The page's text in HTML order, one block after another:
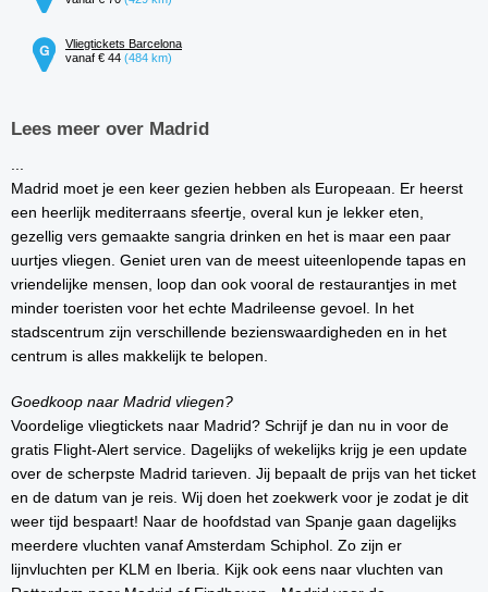
Vliegtickets Barcelona
vanaf € 44 (484 km)
Lees meer over Madrid
...
Madrid moet je een keer gezien hebben als Europeaan. Er heerst
een heerlijk mediterraans sfeertje, overal kun je lekker eten,
gezellig vers gemaakte sangria drinken en het is maar een paar
uurtjes vliegen. Geniet uren van de meest uiteenlopende tapas en
vriendelijke mensen, loop dan ook vooral de restaurantjes in met
minder toeristen voor het echte Madrileense gevoel. In het
stadscentrum zijn verschillende bezienswaardigheden en in het
centrum is alles makkelijk te belopen.
Goedkoop naar Madrid vliegen?
Voordelige vliegtickets naar Madrid? Schrijf je dan nu in voor de
gratis Flight-Alert service. Dagelijks of wekelijks krijg je een update
over de scherpste Madrid tarieven. Jij bepaalt de prijs van het ticket
en de datum van je reis. Wij doen het zoekwerk voor je zodat je dit
weer tijd bespaart! Naar de hoofdstad van Spanje gaan dagelijks
meerdere vluchten vanaf Amsterdam Schiphol. Zo zijn er
lijnvluchten per KLM en Iberia. Kijk ook eens naar vluchten van